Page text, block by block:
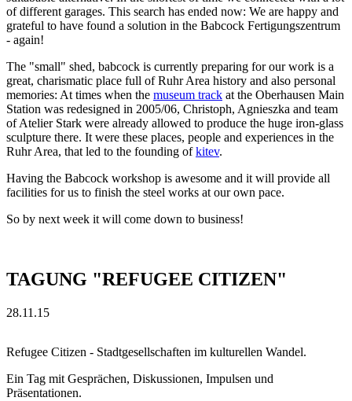
of different garages. This search has ended now: We are happy and
grateful to have found a solution in the Babcock Fertigungszentrum
- again!
The "small" shed, babcock is currently preparing for our work is a
great, charismatic place full of Ruhr Area history and also personal
memories: At times when the museum track at the Oberhausen Main
Station was redesigned in 2005/06, Christoph, Agnieszka and team
of Atelier Stark were already allowed to produce the huge iron-glass
sculpture there. It were these places, people and experiences in the
Ruhr Area, that led to the founding ofkitev.
Having the Babcock workshop is awesome and it will provide all
facilities for us to finish the steel works at our own pace.
So by next week it will come down to business!
TAGUNG "REFUGEE CITIZEN"
28.11.15
Refugee Citizen - Stadtgesellschaften im kulturellen Wandel.
Ein Tag mit Gesprächen, Diskussionen, Impulsen und
Präsentationen.